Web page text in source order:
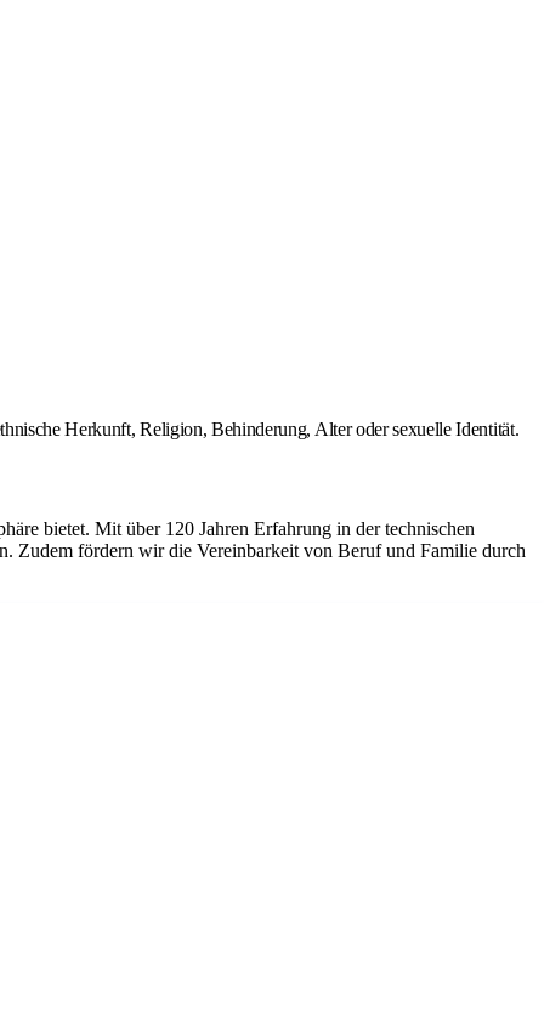
Herkunft, Religion, Behinderung, Alter oder sexuelle Identität.
bietet. Mit über 120 Jahren Erfahrung in der technischen
Zudem fördern wir die Vereinbarkeit von Beruf und Familie durch